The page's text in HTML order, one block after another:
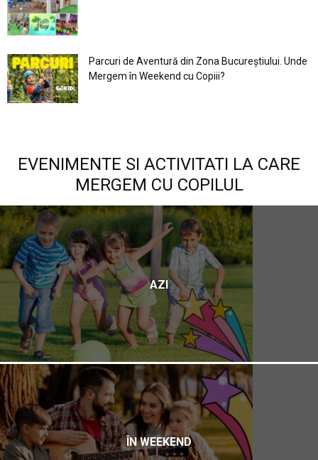
Parcuri de Aventură din Zona Bucureştiului. Unde
Mergem în Weekend cu Copiii?
EVENIMENTE SI ACTIVITATI LA CARE
MERGEM CU COPILUL
AZI
ÎN WEEKEND